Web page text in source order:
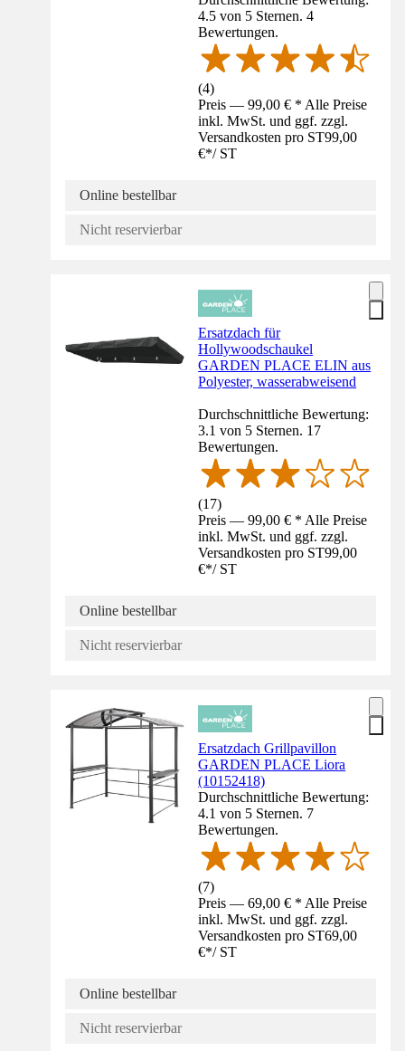
4.5 von 5 Sternen. 4
Bewertungen.
(4)
Preis — 99,00 € * Alle Preise
inkl. MwSt. und ggf. zzgl.
Versandkosten pro ST99,00
€*/ ST
Online bestellbar
Nicht reservierbar
Ersatzdach für
Hollywoodschaukel
GARDEN PLACE ELIN aus
Polyester, wasserabweisend
Durchschnittliche Bewertung:
3.1 von 5 Sternen. 17
Bewertungen.
(17)
Preis — 99,00 € * Alle Preise
inkl. MwSt. und ggf. zzgl.
Versandkosten pro ST99,00
€*/ ST
Online bestellbar
Nicht reservierbar
Ersatzdach Grillpavillon
GARDEN PLACE Liora
(10152418)
Durchschnittliche Bewertung:
4.1 von 5 Sternen. 7
Bewertungen.
(7)
Preis — 69,00 € * Alle Preise
inkl. MwSt. und ggf. zzgl.
Versandkosten pro ST69,00
€*/ ST
Online bestellbar
Nicht reservierbar